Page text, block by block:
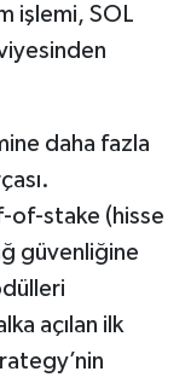
işlemi, SOL
daha fazla
of-stake (hisse
güvenliğine
açılan ilk